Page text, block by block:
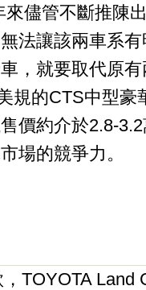
儘管不斷推陳
法讓該兩車系
，就要取代原
規的CTS中型豪
價約介於2.8-
場的競爭力。
TOYOTA Land